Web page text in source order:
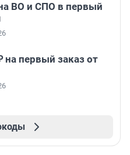
ВО и СПО в первый
на первый заказ от